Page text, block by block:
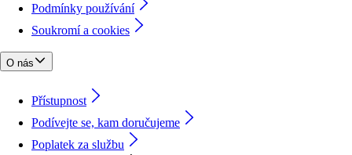
Podmínky používání
Soukromí a cookies
O nás
Přístupnost
Podívejte se, kam doručujeme
Poplatek za službu